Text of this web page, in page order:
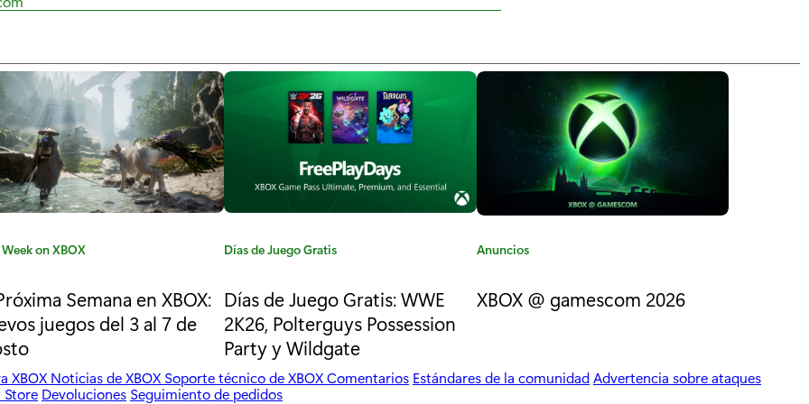
on XBOX
Semana en XBOX:
juegos del 3 al 7 de
C
t
e
g
o
r
í
Días de Juego Gratis
Días de Juego Gratis: WWE
2K26, Polterguys Possession
Party y Wildgate
C
t
e
r
Anuncios
XBOX @ gamescom 2026
XBOX Noticias de XBOX Soporte técnico de XBOXComentarios Estándares de la comunidadAdvertencia sobre ataques
Devoluciones Seguimiento de pedidos